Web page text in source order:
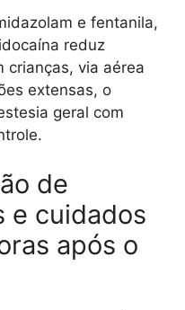
e fentanila,
reduz
crianças, via aérea
extensas, o
geral com
de
e cuidados
após o